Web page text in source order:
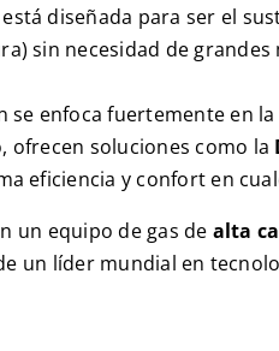
diseñada para ser el
sin necesidad de
se enfoca fuertemente en
ofrecen soluciones como la
eficiencia y confort en
un equipo de gas de alta
un líder mundial en